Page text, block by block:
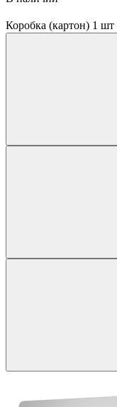
Коробка (картон) 1